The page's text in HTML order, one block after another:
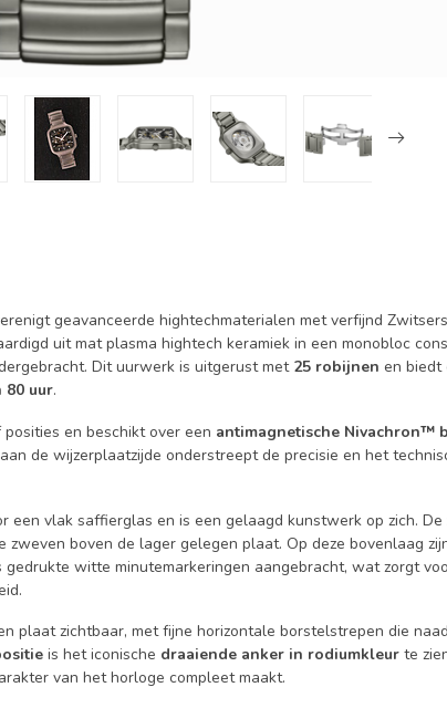
geavanceerde hightechmaterialen met verfijnd
uit mat plasma hightech keramiek in een monobloc
Dit uurwerk is uitgerust met 25 robijnen en biedt
80 uur.
en beschikt over een antimagnetische Nivachron™
de wijzerplaatzijde onderstreept de precisie en het
vlak saffierglas en is een gelaagd kunstwerk op zich. De
zweven boven de lager gelegen plaat. Op deze bovenlaag
gedrukte witte minutemarkeringen aangebracht, wat zorgt
plaat zichtbaar, met fijne horizontale borstelstrepen die
is het iconische draaiende anker in rodiumkleur te
van het horloge compleet maakt.